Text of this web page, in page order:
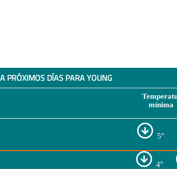
PRÓXIMOS DÍAS PARA YOUNG
mínima
5°
4°